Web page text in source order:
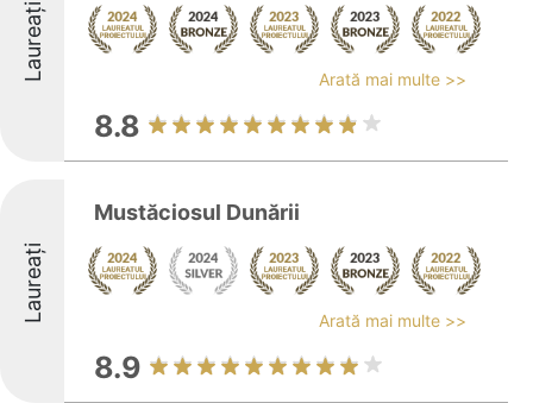
Laureați Arată mai multe >>
8.8
Laureați
Mustăciosul Dunării
Arată mai multe >>
8.9